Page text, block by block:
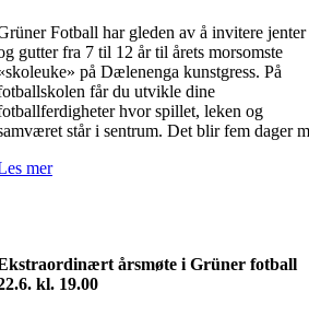
Fotball har gleden av å invitere jenter
gutter fra 7 til 12 år til årets morsomste
på Dælenenga kunstgress. På
får du utvikle dine
hvor spillet, leken og
står i sentrum. Det blir fem dager
mer
årsmøte i Grüner fotball
kl. 19.00